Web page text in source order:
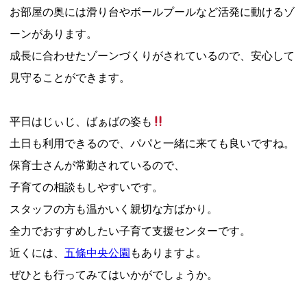
お部屋の奥には滑り台やボールプールなど活発に動けるゾ
ーンがあります。
成長に合わせたゾーンづくりがされているので、安心して
見守ることができます。
平日はじぃじ、ばぁばの姿も
土日も利用できるので、パパと一緒に来ても良いですね。
保育士さんが常勤されているので、
子育ての相談もしやすいです。
スタッフの方も温かいく親切な方ばかり。
全力でおすすめしたい子育て支援センターです。
近くには、 五條中央公園 もありますよ。
ぜひとも行ってみてはいかがでしょうか。